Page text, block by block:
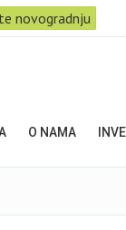
novogradnju
O NAMA